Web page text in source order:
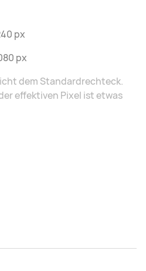
px
px
dem Standardrechteck.
effektiven Pixel ist etwas